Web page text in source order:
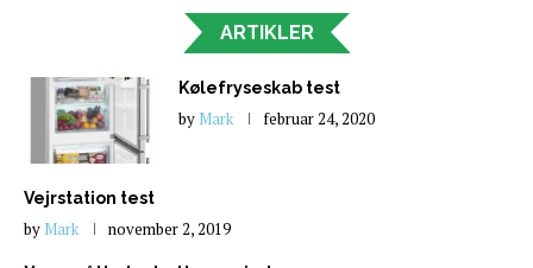
ARTIKLER
Kølefryseskab test
by Mark februar 24, 2020
Vejrstation test
by Mark november 2, 2019